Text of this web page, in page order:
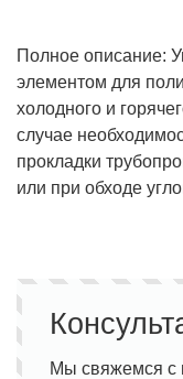
Полное описание:
элементом для
холодного и
случае
прокладки
или при обходе
Мы свяжемся с